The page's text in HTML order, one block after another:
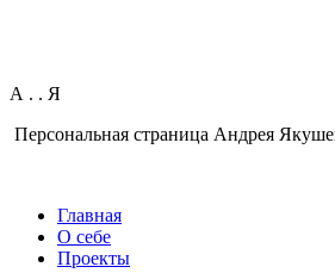
А . . Я
Персональная страница Андрея
Главная
О себе
Проекты